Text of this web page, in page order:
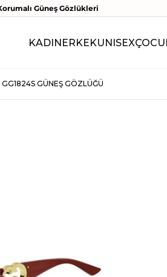
Güneş Gözlükleri
KADINERKEKUNISEX
GG1824S GÜNEŞ GÖZLÜĞÜ